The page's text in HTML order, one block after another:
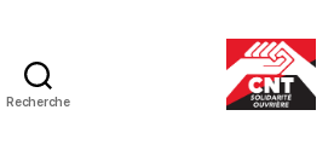
Recherche